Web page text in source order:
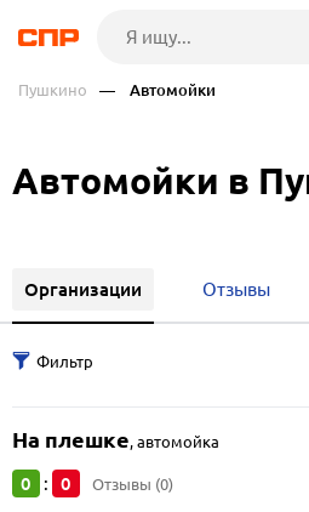
Пушкино — Автомойки
Автомойки в
Организации Отзывы
На плешке,автомойка
0 : 0 Отзывы (0)